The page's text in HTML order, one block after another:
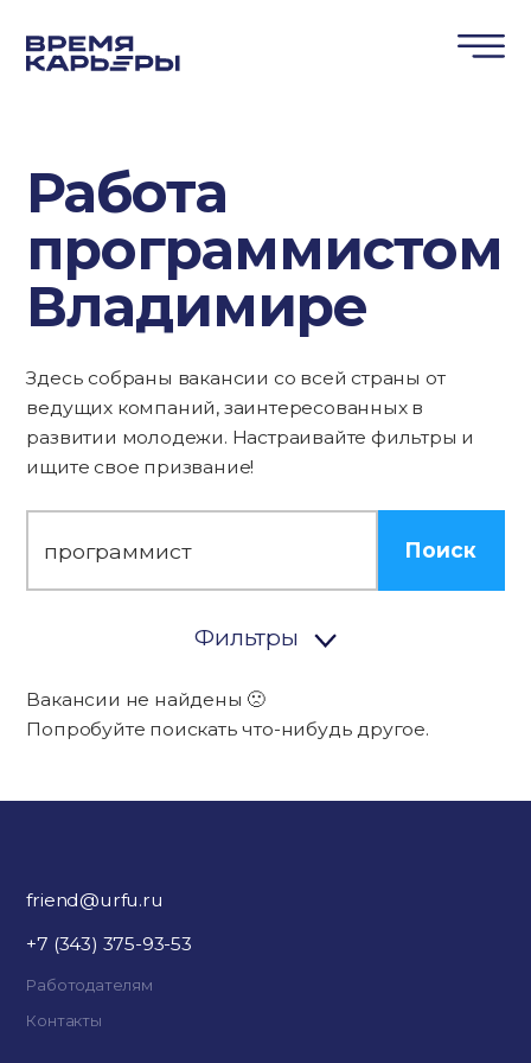
Работа
программистом
Владимире
Здесь собраны вакансии со всей страны от
ведущих компаний, заинтересованных в
развитии молодежи. Настраивайте фильтры и
ищите свое призвание!
Поиск
Фильтры
Вакансии не найдены 🙁
Попробуйте поискать что-нибудь другое.
friend@urfu.ru
+7 (343) 375-93-53
Работодателям
Контакты